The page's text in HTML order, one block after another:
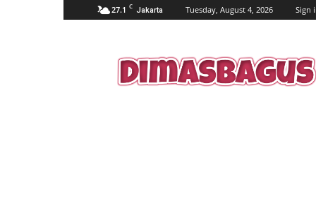
27.1 C Jakarta Tuesday, August 4, 2026 Sign